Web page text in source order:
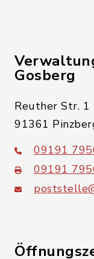
Gosberg
Reuther Str. 1
91361
09191
09191